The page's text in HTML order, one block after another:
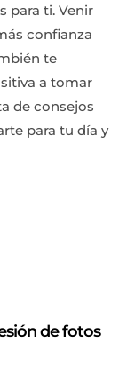
para ti. Venir
confianza
te
a tomar
de consejos
para tu día y
de fotos